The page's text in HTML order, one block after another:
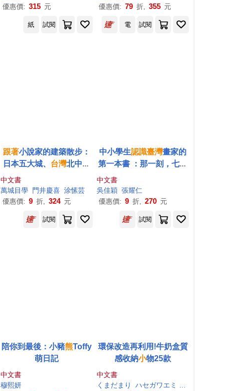
地氣的四季 小
優惠價: 315 元
到居酒屋、涮涮鍋、韓劇
優惠價: 79 折, 355 元
紙 試閱 電 試閱
跟著小說家的建築散步：
日本五大城、 台灣北中南
的近代建築豪華之旅
中文書
萬城目學
門井慶喜 涂愫芸
優惠價: 9 折, 324 元
中小學生認識臺灣畫家的
第一本書 ：那一刻，七彩
中文書
吳佳穎 張耀仁
優惠價: 9 折, 270 元
試閱 試閱
陪你到最後：小豬熊Toffy
萌日記
中文書
穆熙妍
環保改造再利用!牛奶盒質
感收納小物25款
中文書
くまだまり
ハセガワエミ